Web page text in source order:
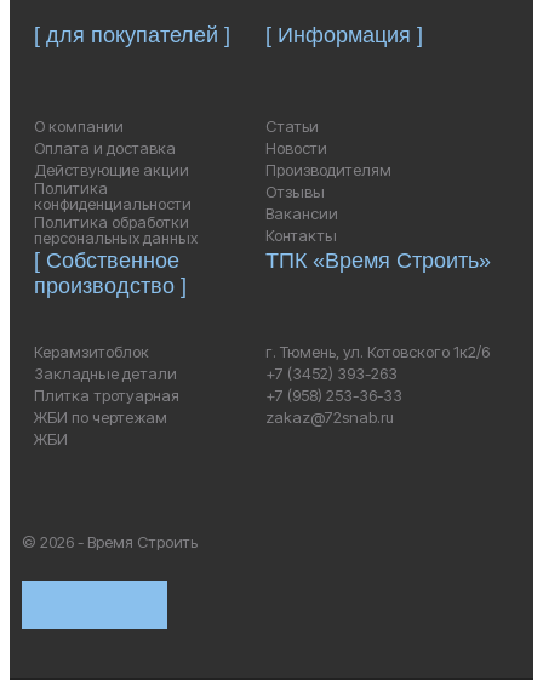
[ для покупателей ]
О компании
Оплата и доставка
Действующие акции
Политика
конфиденциальности
Политика обработки
персональных данных
[ Собственное
производство ]
Керамзитоблок
Закладные детали
Плитка тротуарная
ЖБИ по чертежам
ЖБИ
[ Информация ]
Статьи
Новости
Производителям
Отзывы
Вакансии
Контакты
ТПК «Время Строить»
г. Тюмень, ул. Котовского 1к2/6
+7 (3452) 393-263
+7 (958) 253-36-33
zakaz@72snab.ru
© 2026 - Время Строить